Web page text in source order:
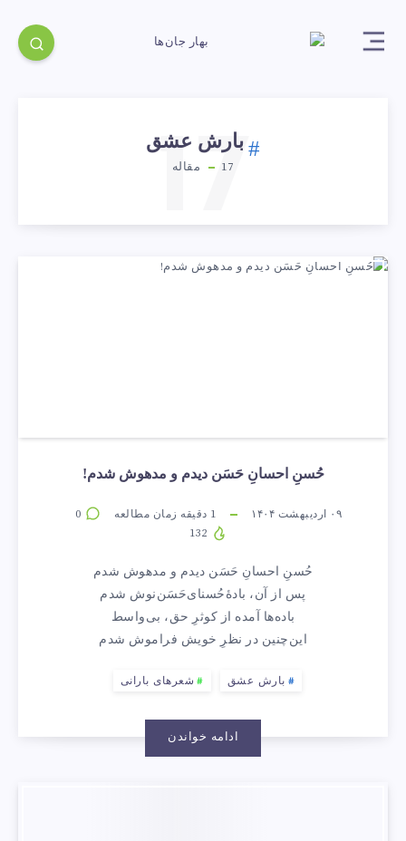
بارش عشق
17 مقاله
17
حُسنِ احسانِ حَسَن دیدم و مدهوش شدم!
۰۹ اردیبهشت ۱۴۰۴ 1 دقیقه زمان مطالعه
0
حُسنِ احسانِ حَسَن دیدم و مدهوش شدم
پس از آن، بادهٔ‌حُسنای‌حَسَن‌نوش شدم
باده‌ها آمده از کوثرِ حق، بی‌واسط
این‌چنین در نظرِ خویش فراموش شدم
بارش عشق شعرهای بارانی
ادامه خواندن